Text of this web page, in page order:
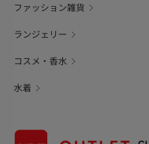
ファッション雑貨
ランジェリー
コスメ・香水
水着